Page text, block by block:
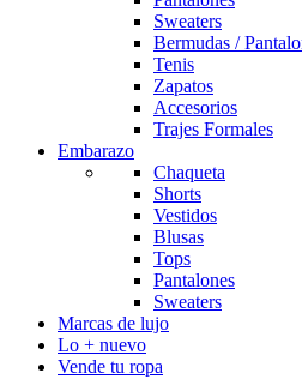
Sweaters
Bermudas /
Tenis
Zapatos
Accesorios
Trajes Formales
Embarazo
Chaqueta
Shorts
Vestidos
Blusas
Tops
Pantalones
Sweaters
Marcas de lujo
Lo + nuevo
Vende tu ropa